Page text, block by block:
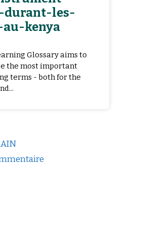
les-
kenya
Glossary aims to
the most important
terms - both for the